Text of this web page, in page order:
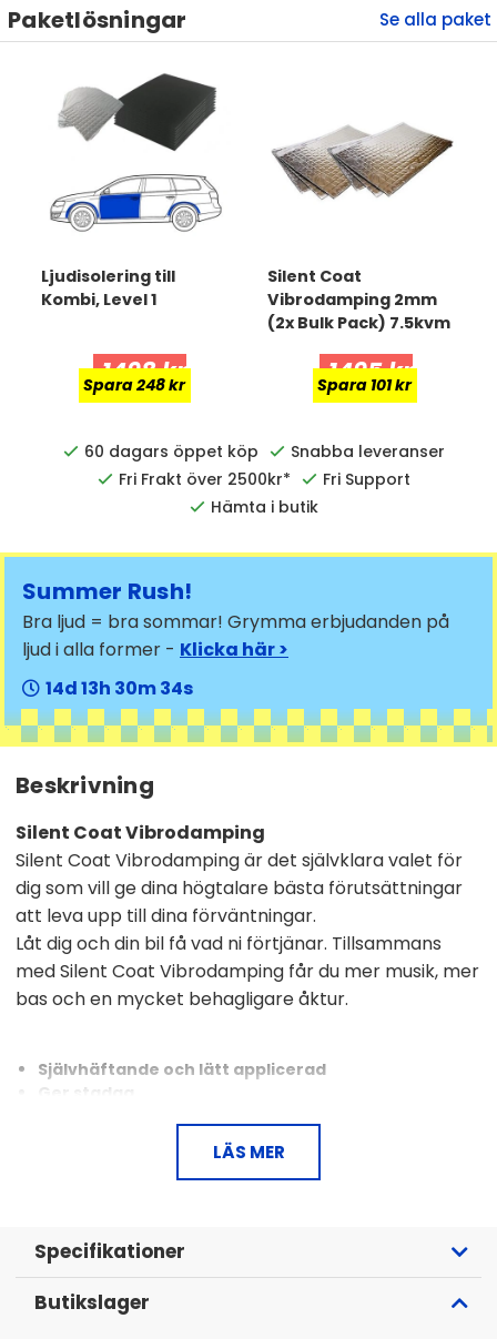
Paketlösningar
Ljudisolering till
Kombi, Level 1
1498 kr
Spara 248 kr
Silent Coat
Vibrodamping 2mm
(2x Bulk Pack) 7.5kvm
1495 kr
Spara 101 kr
60 dagars öppet köp
Snabba leveranser
Fri Frakt över 2500kr*
Fri Support
Hämta i butik
Summer Rush!
Bra ljud = bra sommar! Grymma erbjudanden på
ljud i alla former - Klicka här >
14
13 30 33
Beskrivning
Silent Coat Vibrodamping
Silent Coat Vibrodamping är det självklara valet för
dig som vill ge dina högtalare bästa förutsättningar
att leva upp till dina förväntningar.
Låt dig och din bil få vad ni förtjänar. Tillsammans
med Silent Coat Vibrodamping får du mer musik, mer
bas och en mycket behagligare åktur.
Självhäftande och lätt applicerad
Ger stadga
Ett bulkpaket innehåller 3.75m²
tekniken bygger på ett laminerat system bestående av
aluminiumfolie och självhäftande polymer i ett kompakt
lager som jobbar för att reducera panelresonans samt
absorbera strukturellavibrationer och konvertera de till
LÄS MER
Specifikationer
Butikslager